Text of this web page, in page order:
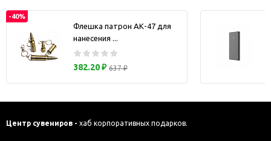
-40%
Флешка патрон АК-47 для
нанесения ...
382.20 ₽ 637 ₽
Центр сувениров - хаб корпоративных подарков.